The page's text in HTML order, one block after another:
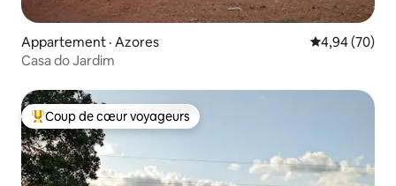
Appartement · Azores Note
4,94 (70)
Casa do Jardim
Coup de cœur voyageurs parmi les plus aimés
Coup de cœur voyageurs